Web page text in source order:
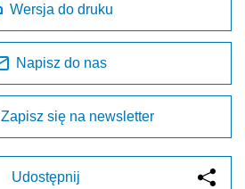
Wersja do druku
Napisz do nas
Zapisz się na newsletter
Udostępnij